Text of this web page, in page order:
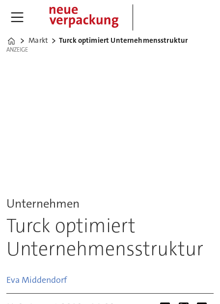
Home
Markt Turck optimiert Unternehmensstruktur
ANZEIGE
ANZEIGE
Unternehmen
Turck optimiert
Unternehmensstruktur
Eva Middendorf